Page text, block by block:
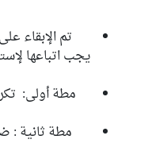
تم الإبقاء
يجب اتباعها
مطة أولى:
مطة ثانية